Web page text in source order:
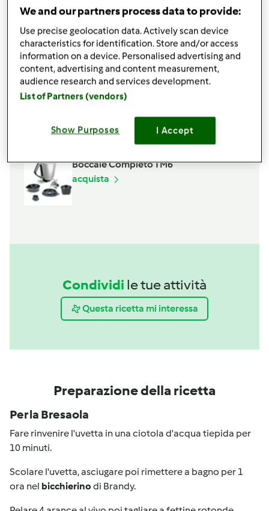
6cucchiaiolio evo
Aggiungi alla lista della spesa
Accessori che ti serviranno
acquista
Boccale Completo TM6
acquista
Condividi le tue attività
Questa ricetta mi interessa
Preparazione della ricetta
Per la Bresaola
Fare rinvenire l'uvetta in una ciotola d'acqua tiepida per
10 minuti.
Scolare l'uvetta, asciugare poi rimettere a bagno per 1
ora nel bicchierinodi Brandy.
We and our partners process data to provide:
Use precise geolocation data. Actively scan device
characteristics for identification. Store and/or access
information on a device. Personalised advertising and
content, advertising and content measurement,
audience research and services development.
List of Partners (vendors)
Show Purposes I Accept